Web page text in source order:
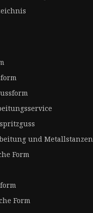
und Metallstanzen
Form
Form